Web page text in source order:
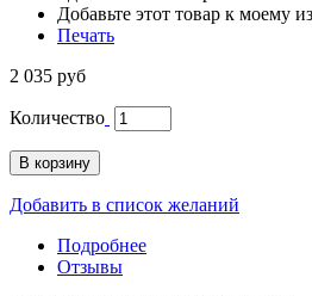
Добавьте этот товар к моему
Печать
2 035 руб
Количество
В корзину
Добавить в список желаний
Подробнее
Отзывы